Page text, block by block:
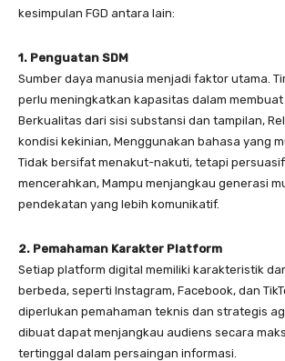
kesimpulan FGD antara lain:
1. Penguatan SDM
Sumber daya manusia menjadi faktor utama.
perlu meningkatkan kapasitas dalam
Berkualitas dari sisi substansi dan tampilan,
kondisi kekinian, Menggunakan bahasa yang
Tidak bersifat menakut-nakuti, tetapi
mencerahkan, Mampu menjangkau generasi
pendekatan yang lebih komunikatif.
2. Pemahaman Karakter Platform
Setiap platform digital memiliki karakteristik
berbeda, seperti Instagram, Facebook, dan
diperlukan pemahaman teknis dan strategis
dibuat dapat menjangkau audiens secara
tertinggal dalam persaingan informasi.